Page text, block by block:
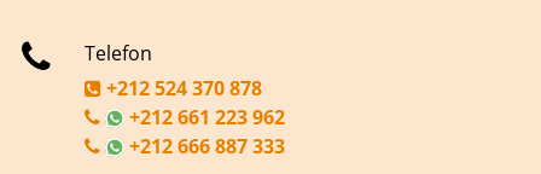
Telefon
+212 524 370 878
+212 661 223 962
+212 666 887 333